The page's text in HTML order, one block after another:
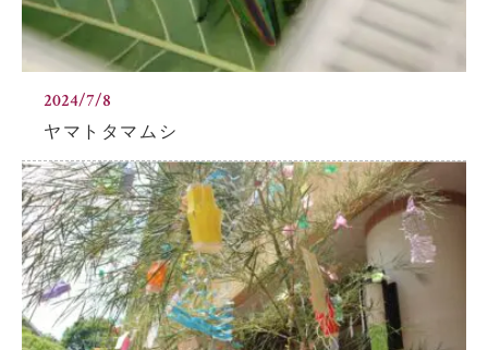
2024/7/8
ヤマトタマムシ